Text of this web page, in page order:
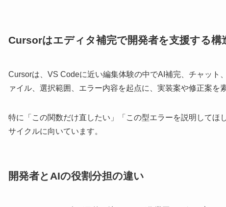
Cursorはエディタ補完で開発者を支援する構
Cursorは、VS Codeに近い編集体験の中でAI補完、チャット
ァイル、選択範囲、エラー内容を起点に、実装案や修正案を
特に「この関数だけ直したい」「この型エラーを説明して
サイクルに向いています。
開発者とAIの役割分担の違い